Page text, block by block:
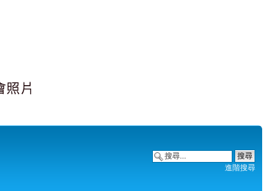
進階搜尋